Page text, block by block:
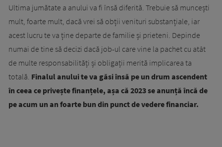
Ultima jumătate a anului va fi însă diferită. Trebuie să muncești
mult, foarte mult, dacă vrei să obții venituri substanțiale, iar
acest lucru te va ține departe de familie și prieteni. Depinde
numai de tine să decizi dacă job-ul care vine la pachet cu atât
de multe responsabilități și obligații merită implicarea ta
totală. Finalul anului te va găsi însă pe un drum ascendent
în ceea ce privește finanțele, așa că 2023 se anunță încă de
pe acum un an foarte bun din punct de vedere financiar.